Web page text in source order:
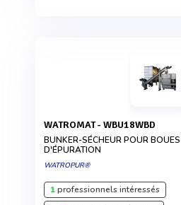
WATROMAT - WBU18WBD
BUNKER-SÉCHEUR POUR
D'ÉPURATION
WATROPUR®
1professionnels intéressés